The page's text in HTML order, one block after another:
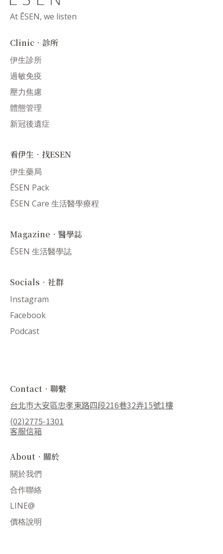
At ĒSEN, we listen
Clinic．診所
伊生診所
過敏免疫
壓力焦慮
體態管理
新冠後遺症
看伊生．找ESEN
伊生藥局
ĒSEN Pack
ĒSEN Care 生活醫學療程
Magazine．醫學誌
ĒSEN 生活醫學誌
Socials．社群
Instagram
Facebook
Podcast
Contact．聯繫
台北市大安區忠孝東路四段216巷32弄15號1樓
(02)2775-1301
客服信箱
About．關於
關於我們
合作聯絡
LINE@
價格說明